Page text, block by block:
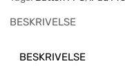
BESKRIVELSE
BESKRIVELSE